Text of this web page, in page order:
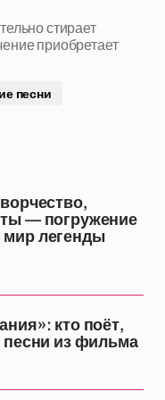
стирает
приобретает
песни
— погружение
легенды
кто поёт,
песни из фильма